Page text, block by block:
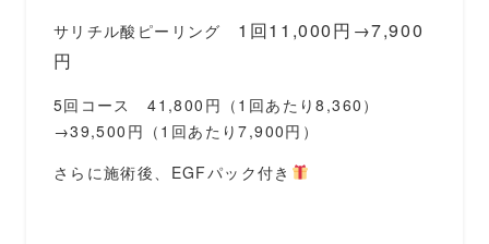
サリチル酸ピーリング 1回11,000円→7,900
円
5回コース 41,800円（1回あたり8,360）
→39,500円（1回あたり7,900円）
さらに施術後、EGFパック付き